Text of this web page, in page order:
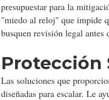
presupuestar para la
"miedo al reloj" que impide
busquen revisión legal antes
Protección
Las soluciones que
diseñadas para escalar. Le